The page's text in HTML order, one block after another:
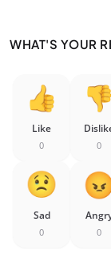
WHAT'S YOUR
Like
0 0
Sad
0 0